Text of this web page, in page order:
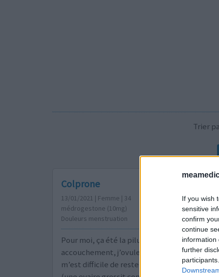
If you wish
sensitive
confirm
continue
information
further
Trier
Colprone
13/01/2021 | Femme | 34
médrogestone (10mg)
Douleurs menstruation
Pour moi, ça été la pilule miracle. Un an
accouchement, j’ovule régulièrement au
m’est difficile de rester debout à cause de la